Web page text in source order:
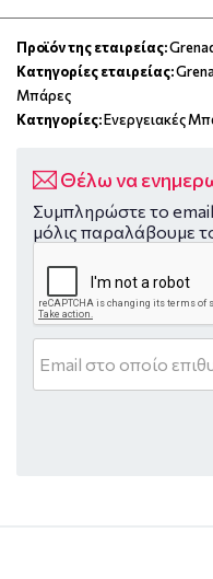
Προϊόν της εταιρείας:
Κατηγορίες εταιρείας:
Μπάρες
Κατηγορίες:Ενεργειακές
Θέλω να
Συμπληρώστε το
μόλις παραλάβουμε